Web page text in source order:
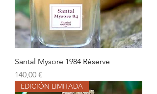
Santal Mysore 1984 Réserve
Precio
140,00 €
EDICIÓN LIMITADA